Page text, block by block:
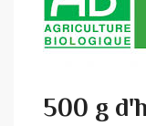
500 g